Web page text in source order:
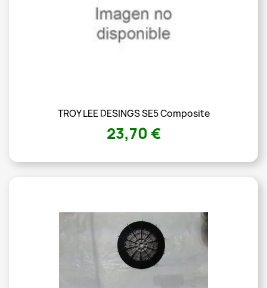
TROY LEE DESINGS SE5 Composite
23,70 €